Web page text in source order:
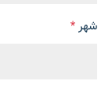
شهر*